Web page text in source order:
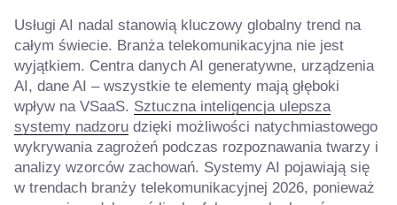
Usługi AI nadal stanowią kluczowy globalny trend na
całym świecie. Branża telekomunikacyjna nie jest
wyjątkiem. Centra danych AI generatywne, urządzenia
AI, dane AI – wszystkie te elementy mają głęboki
wpływ na VSaaS. Sztuczna inteligencja ulepsza
systemy nadzoru dzięki możliwości natychmiastowego
wykrywania zagrożeń podczas rozpoznawania twarzy i
analizy wzorców zachowań. Systemy AI pojawiają się
w trendach branży telekomunikacyjnej 2026, ponieważ